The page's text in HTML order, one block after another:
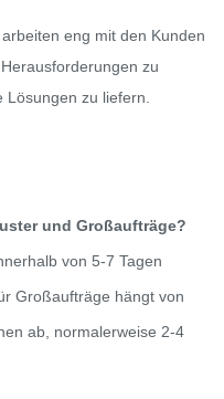
eng mit den Kunden
zu
zu liefern.
und Großaufträge?
von 5-7 Tagen
Großaufträge hängt von
ab, normalerweise 2-4